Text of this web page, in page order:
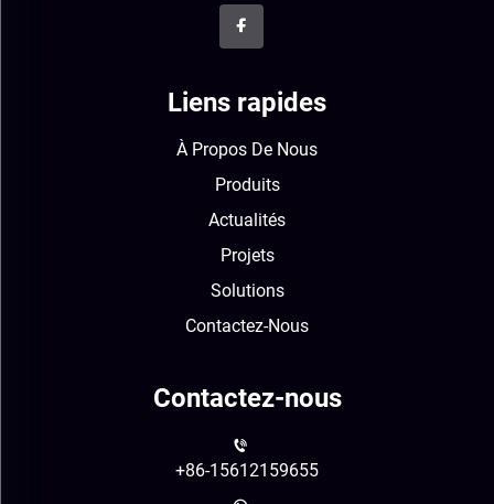
Liens rapides
À Propos De Nous
Produits
Actualités
Projets
Solutions
Contactez-Nous
Contactez-nous
+86-15612159655